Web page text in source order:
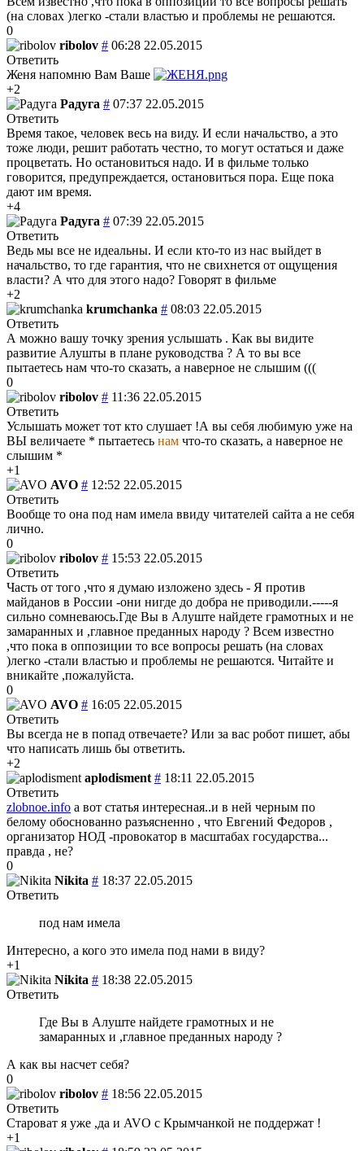
(на словах )легко -стали властью и проблемы не решаются.
0
ribolov # 06:28 22.05.2015
Ответить
Женя напомню Вам Ваше
+2
Радуга # 07:37 22.05.2015
Ответить
Время такое, человек весь на виду. И если начальство, а это
тоже люди, решит работать честно, то могут остаться и даже
процветать. Но остановиться надо. И в фильме только
говорится, предупреждается, остановиться пора. Еще пока
дают им время.
+4
Радуга # 07:39 22.05.2015
Ответить
Ведь мы все не идеальны. И если кто-то из нас выйдет в
начальство, то где гарантия, что не свихнется от ощущения
власти? А что для этого надо? Говорят в фильме
+2
krumchanka # 08:03 22.05.2015
Ответить
А можно вашу точку зрения услышать . Как вы видите
развитие Алушты в плане руководства ? А то вы все
пытаетесь нам что-то сказать, а наверное не слышим (((
0
ribolov # 11:36 22.05.2015
Ответить
Услышать может тот кто слушает !А вы себя любимую уже на
ВЫ величаете * пытаетесь нам что-то сказать, а наверное не
слышим *
+1
AVO # 12:52 22.05.2015
Ответить
Вообще то она под нам имела ввиду читателей сайта а не себя
лично.
0
ribolov # 15:53 22.05.2015
Ответить
Часть от того ,что я думаю изложено здесь - Я против
майданов в России -они нигде до добра не приводили.-----я
сильно сомневаюсь.Где Вы в Алуште найдете грамотных и не
замаранных и ,главное преданных народу ? Всем известно
,что пока в оппозиции то все вопросы решать (на словах
)легко -стали властью и проблемы не решаются. Читайте и
вникайте ,пожалуйста.
0
AVO # 16:05 22.05.2015
Ответить
Вы всегда не в попад отвечаете? Или за вас робот пишет, абы
что написать лишь бы ответить.
+2
aplodisment # 18:11 22.05.2015
Ответить
zlobnoe.info а вот статья интересная..и в ней черным по
белому обоснованно разъясненно , что Евгений Федоров ,
организатор НОД -провокатор в масштабах государства...
правда , не?
0
Nikita # 18:37 22.05.2015
Ответить
под нам имела
Интересно, а кого это имела под нами в виду?
+1
Nikita # 18:38 22.05.2015
Ответить
Где Вы в Алуште найдете грамотных и не
замаранных и ,главное преданных народу ?
А как вы насчет себя?
0
ribolov # 18:56 22.05.2015
Ответить
Староват я уже ,да и AVO с Крымчанкой не поддержат !
+1